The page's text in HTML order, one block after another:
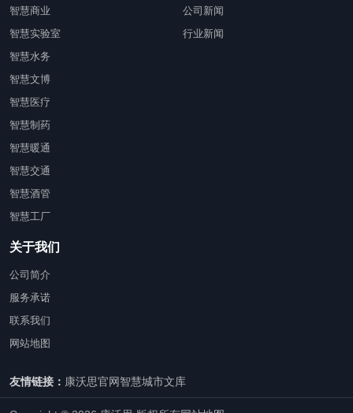
智慧商业
智慧实验室
智慧水务
智慧文博
智慧医疗
智慧制药
智慧暖通
智慧交通
智慧酒管
智慧工厂
公司新闻
行业新闻
关于我们
公司简介
服务承诺
联系我们
网站地图
友情链接： 康沃思官网智慧城市文库